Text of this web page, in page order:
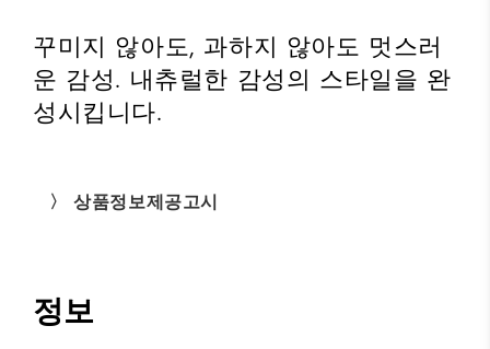
꾸미지 않아도, 과하지 않아도 멋스러
운 감성. 내츄럴한 감성의 스타일을 완
성시킵니다.
〉 상품정보제공고시
정보